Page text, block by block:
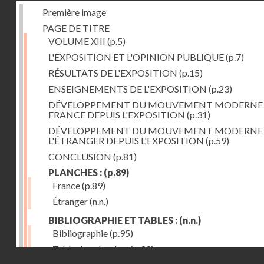
Première image
PAGE DE TITRE
VOLUME XIII (p.5)
L'EXPOSITION ET L'OPINION PUBLIQUE(p.7)
RÉSULTATS DE L'EXPOSITION (p.15)
ENSEIGNEMENTS DE L'EXPOSITION (p.23)
DÉVELOPPEMENT DU MOUVEMENT
FRANCE DEPUIS L'EXPOSITION (p.31)
DÉVELOPPEMENT DU MOUVEMENT
L'ÉTRANGER DEPUIS L'EXPOSITION (p.59)
CONCLUSION (p.81)
PLANCHES : (p.89)
France(p.89)
Étranger(n.n.)
BIBLIOGRAPHIE ET TABLES : (n.n.)
Bibliographie(p.95)
Table des planches(p.99)